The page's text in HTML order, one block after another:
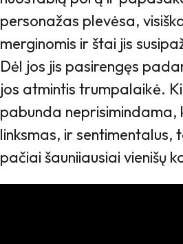
personažas plevėsa,
merginomis ir štai jis
Dėl jos jis pasirengęs
jos atmintis trumpalaikė.
pabunda neprisimindama,
linksmas, ir
pačiai šauniiausiai vienišų